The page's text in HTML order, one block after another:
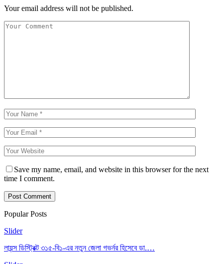
Your email address will not be published.
Save my name, email, and website in this browser for the next
time I comment.
Popular Posts
Slider
লায়ন্স ডিস্ট্রিক্ট ৩১৫-বি১-এর নতুন জেলা গভর্নর হিসেবে ডা.…